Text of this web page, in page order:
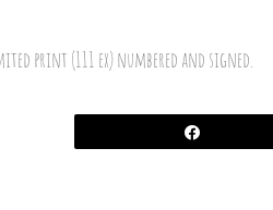
print (111 ex) numbered and signed.